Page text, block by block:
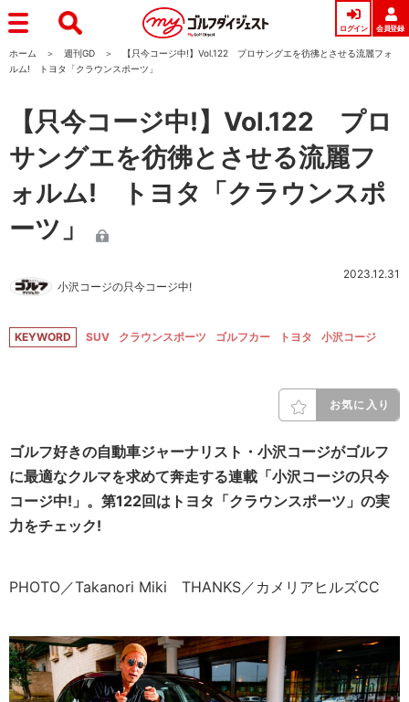
ログイン 会員登録
ホーム 週刊GD
【只今コージ中!】Vol.122 プロサングエを彷彿とさせる流麗フォ
ルム! トヨタ「クラウンスポーツ」
【只今コージ中!】Vol.122 プロ
サングエを彷彿とさせる流麗フ
ォルム! トヨタ「クラウンスポ
ーツ」
小沢コージの只今コージ中!
2023.12.31
KEYWORD SUV クラウンスポーツ ゴルフカー トヨタ 小沢コージ
お気に入り
ゴルフ好きの自動車ジャーナリスト・小沢コージがゴルフ
に最適なクルマを求めて奔走する連載「小沢コージの只今
コージ中!」。第122回はトヨタ「クラウンスポーツ」の実
力をチェック!
PHOTO／Takanori Miki THANKS／カメリアヒルズCC